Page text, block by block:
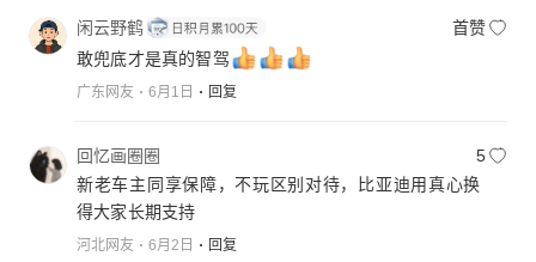
闲云野鹤
首赞
敢兜底才是真的智驾
广东网友 6月1日 回复
回忆画圈圈
5
新老车主同享保障，不玩区别对待，比亚迪用真心换
得大家长期支持
河北网友 6月2日 回复